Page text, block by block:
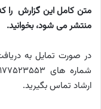
منتشر می شود، بخوانید.
در صورت تمایل به
ارشاد تماس بگیرید.